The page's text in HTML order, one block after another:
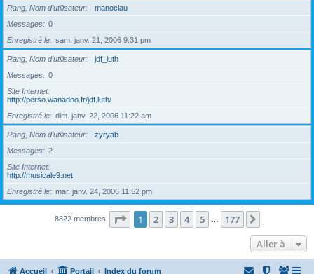
Rang, Nom d’utilisateur
manoclau
Messages
0
Enregistré le
sam. janv. 21, 2006 9:31 pm
Rang, Nom d’utilisateur
jdf_luth
Messages
0
Site Internet
http://perso.wanadoo.fr/jdf.luth/
Enregistré le
dim. janv. 22, 2006 11:22 am
Rang, Nom d’utilisateur
zyryab
Messages
2
Site Internet
http://musicale9.net
Enregistré le
mar. janv. 24, 2006 11:52 pm
8822 membres Page 1sur177
1 2 3 4 5 177
Aller à
Accueil Portail Index du forum